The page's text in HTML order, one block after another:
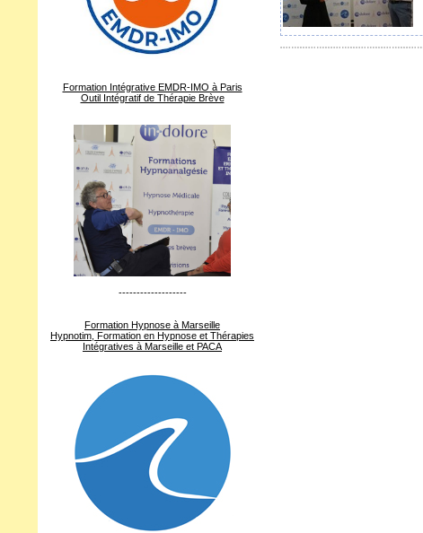
Formation Intégrative EMDR-IMO à Paris
Outil Intégratif de Thérapie Brève
-------------------
Formation Hypnose à Marseille
Hypnotim, Formation en Hypnose et Thérapies
Intégratives à Marseille et PACA